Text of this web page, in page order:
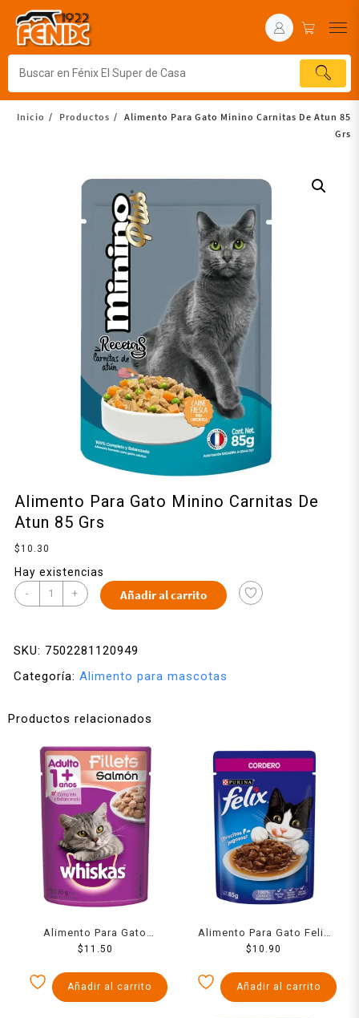
Inicio Productos
Alimento Para Gato Minino Carnitas De Atun 85
Grs
Alimento Para Gato Minino Carnitas De
Atun 85 Grs
$ 10.30
Hay existencias
- + Añadir al carrito
SKU: 7502281120949
Categoría: Alimento para mascotas
Productos relacionados
Alimento Para Gato
Whiskas Filetes Salmon 85
$11.50
Añadir al carrito
Alimento Para Gato Felix
Cordero Salsa 85 Grs
$10.90
Añadir al carrito